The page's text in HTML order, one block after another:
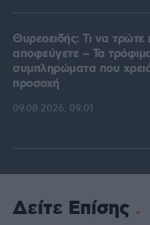
Θυρεοειδής: Τι να τρώτε
αποφεύγετε – Τα
συμπληρώματα που
προσοχή
09.08.2026, 09:01
Δείτε Επίσης